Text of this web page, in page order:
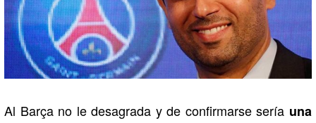
Al Barça no le desagrada y de confirmarse sería una